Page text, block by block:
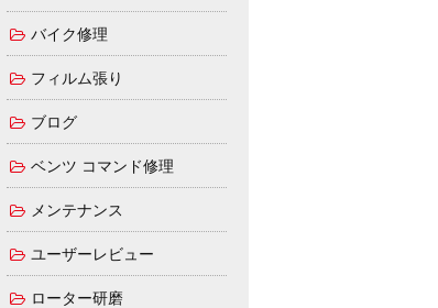
バイク修理
フィルム張り
ブログ
ベンツ コマンド修理
メンテナンス
ユーザーレビュー
ローター研磨